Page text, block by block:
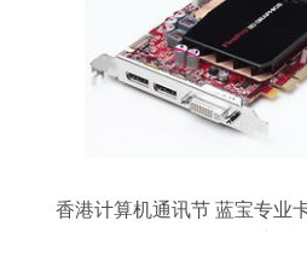
香港计算机通讯节 蓝宝专业